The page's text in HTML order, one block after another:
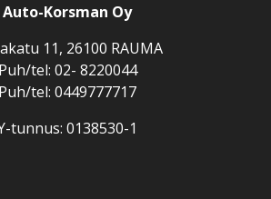
Auto-Korsman Oy
11, 26100 RAUMA
Puh/tel: 02- 8220044
Puh/tel: 0449777717
tunnus: 0138530-1